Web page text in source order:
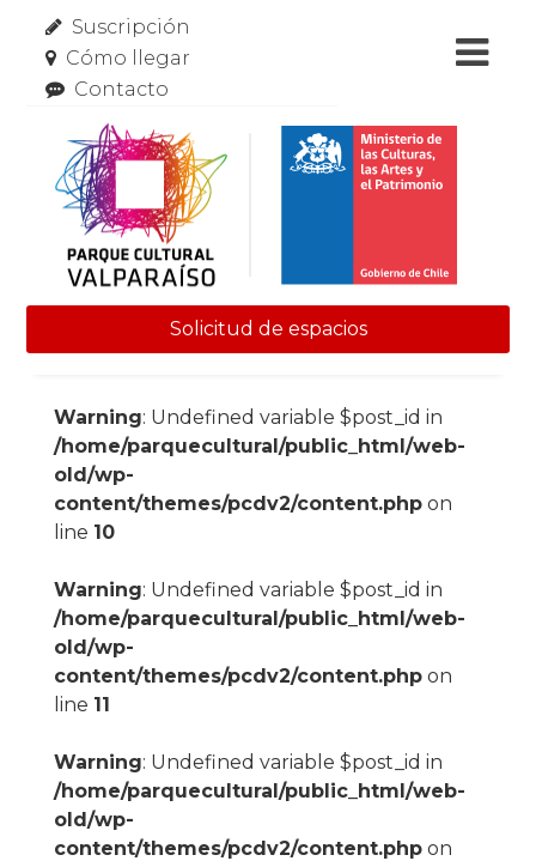
Suscripción
Cómo llegar
Contacto
Solicitud de espacios
Warning: Undefined variable $post_id in
/home/parquecultural/public_html/web-
old/wp-
content/themes/pcdv2/content.phpon
line 10
Warning: Undefined variable $post_id in
/home/parquecultural/public_html/web-
old/wp-
content/themes/pcdv2/content.phpon
line 11
Warning: Undefined variable $post_id in
/home/parquecultural/public_html/web-
old/wp-
content/themes/pcdv2/content.phpon